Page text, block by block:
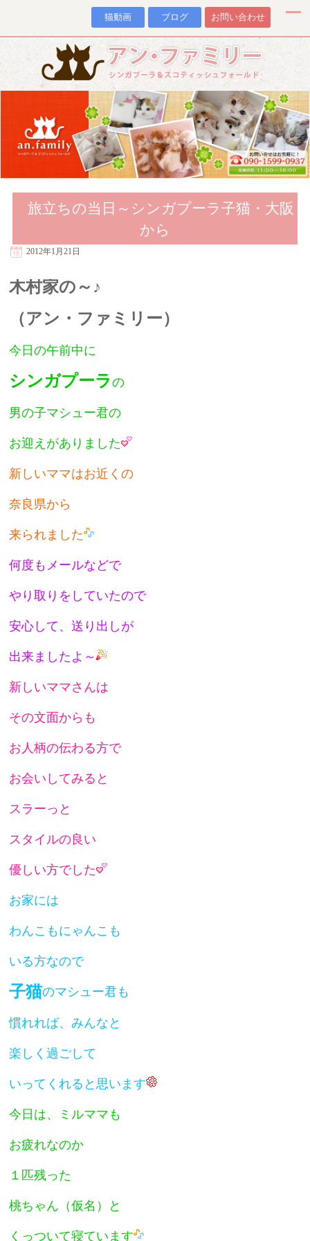
猫動画 ブログ お問い合わせ
旅立ちの当日～シンガプーラ子猫・大阪
から
2012年1月21日
木村家の～♪
（アン・ファミリー）
今日の午前中に
シンガプーラの
男の子マシュー君の
お迎えがありました
新しいママはお近くの
奈良県から
来られました
何度もメールなどで
やり取りをしていたので
安心して、送り出しが
出来ましたよ～
新しいママさんは
その文面からも
お人柄の伝わる方で
お会いしてみると
スラーっと
スタイルの良い
優しい方でした
お家には
わんこもにゃんこも
いる方なので
子猫のマシュー君も
慣れれば、みんなと
楽しく過ごして
いってくれると思います
今日は、ミルママも
お疲れなのか
１匹残った
桃ちゃん（仮名）と
くっついて寝ています